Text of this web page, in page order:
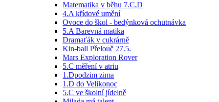
Matematika v běhu 7.C,D
4.A křídové umění
Ovoce do škol - bedýnková ochutnávka
5.A Barevná matika
Dramaťák v cukrárně
Kin-ball Přelouč 27.5.
Mars Exploration Rover
5.C měření v atriu
1.Dpodzim zima
1.D do Velikonoc
5.C ve školní jídelně